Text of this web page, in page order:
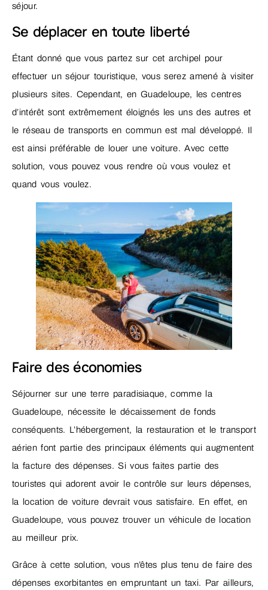
séjour.
Se déplacer en toute liberté
Étant donné que vous partez sur cet archipel pour
effectuer un séjour touristique, vous serez amené à visiter
plusieurs sites. Cependant, en Guadeloupe, les centres
d’intérêt sont extrêmement éloignés les uns des autres et
le réseau de transports en commun est mal développé. Il
est ainsi préférable de louer une voiture. Avec cette
solution, vous pouvez vous rendre où vous voulez et
quand vous voulez.
Faire des économies
Séjourner sur une terre paradisiaque, comme la
Guadeloupe, nécessite le décaissement de fonds
conséquents. L’hébergement, la restauration et le transport
aérien font partie des principaux éléments qui augmentent
la facture des dépenses. Si vous faites partie des
touristes qui adorent avoir le contrôle sur leurs dépenses,
la location de voiture devrait vous satisfaire. En effet, en
Guadeloupe, vous pouvez trouver un véhicule de location
au meilleur prix.
Grâce à cette solution, vous n’êtes plus tenu de faire des
dépenses exorbitantes en empruntant un taxi. Par ailleurs,